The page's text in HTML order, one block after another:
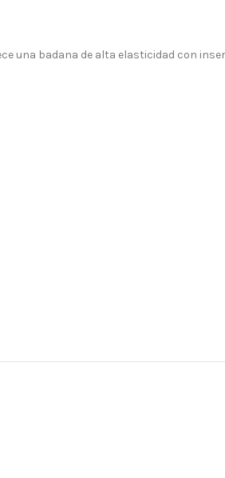
una badana de alta elasticidad con